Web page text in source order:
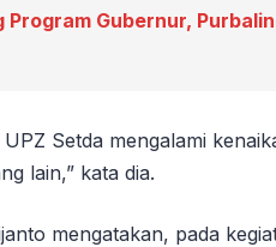
Program Gubernur,
Setda mengalami
lain,” kata dia.
mengatakan, pada